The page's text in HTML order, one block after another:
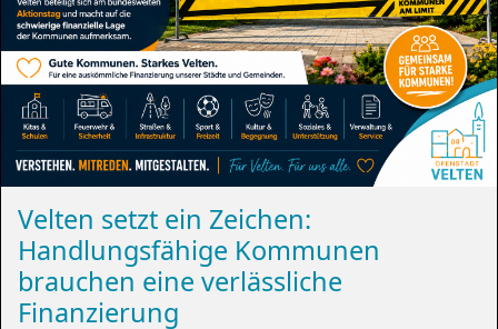
Velten setzt ein Zeichen:
Handlungsfähige Kommunen
brauchen eine verlässliche
Finanzierung